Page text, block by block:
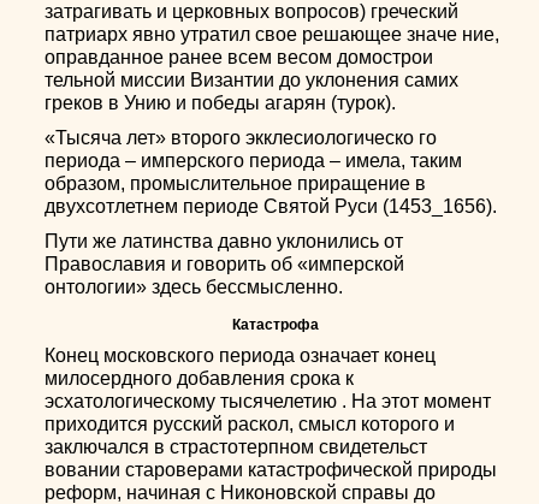
затрагивать и церковных вопросов) греческий
патриарх явно утратил свое решающее значе ние,
оправданное ранее всем весом домострои
тельной миссии Византии до уклонения самих
греков в Унию и победы агарян (турок).
«Тысяча лет» второго экклесиологическо го
периода – имперского периода – имела, таким
образом, промыслительное приращение в
двухсотлетнем периоде Святой Руси (1453_1656).
Пути же латинства давно уклонились от
Православия и говорить об «имперской
онтологии» здесь бессмысленно.
Катастрофа
Конец московского периода означает конец
милосердного добавления срока к
эсхатологическому тысячелетию . На этот момент
приходится русский раскол, смысл которого и
заключался в страстотерпном свидетельст
вовании староверами катастрофической природы
реформ, начиная с Никоновской справы до